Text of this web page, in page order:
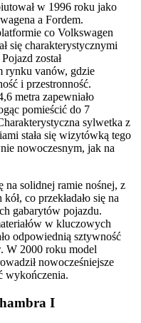
w 1996 roku jako
a Fordem.
co Volkswagen
się charakterystycznymi
został
rynku vanów, gdzie
i przestronność.
metra zapewniało
pomieścić do 7
sylwetka z
stała się wizytówką tego
nowoczesnym, jak na
na solidnej ramie nośnej, z
co przekładało się na
gabarytów pojazdu.
w kluczowych
odpowiednią sztywność
W 2000 roku model
nowocześniejsze
wykończenia.
I